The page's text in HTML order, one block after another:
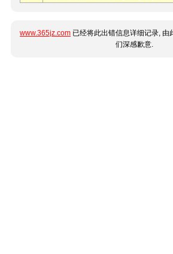
www.365jz.com 已经将此出错信息详细记录, 由
们深感歉意.